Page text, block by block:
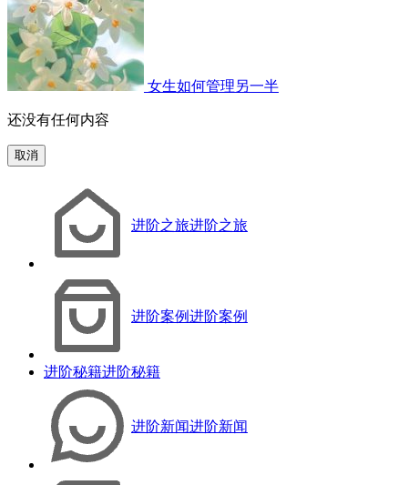
女生如何管理另一半
还没有任何内容
取消
进阶之旅进阶之旅
进阶案例进阶案例
进阶秘籍进阶秘籍
进阶新闻进阶新闻